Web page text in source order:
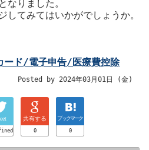
りました。
してみてはいかがでしょうか。
ード/電子申告/医療費控除
Posted by 2024年03月01日 (金)
共有する
0
ブックマーク
0